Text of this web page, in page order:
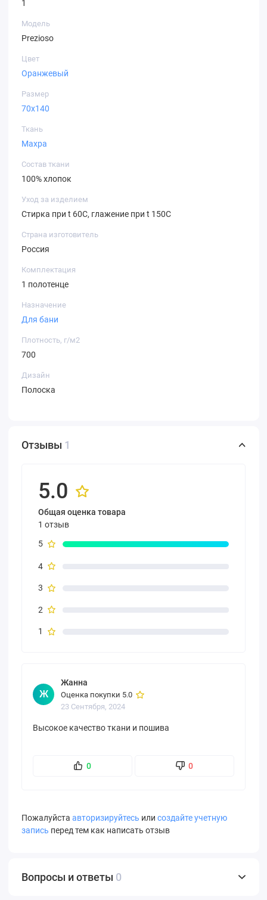
1
Модель
Prezioso
Цвет
Оранжевый
Размер
70х140
Ткань
Махра
Состав ткани
100% хлопок
Уход за изделием
Стирка при t 60С, глажение при t 150C
Страна изготовитель
Россия
Комплектация
1 полотенце
Назначение
Для бани
Плотность, г/м2
700
Дизайн
Полоска
Отзывы 1
5.0
Общая оценка товара
1 отзыв
5
4
3
2
1
Ж
Жанна
Оценка покупки 5.0
23 Сентября, 2024
Высокое качество ткани и пошива
0 0
Пожалуйста авторизируйтесь или создайте учетную
запись перед тем как написать отзыв
Вопросы и ответы 0